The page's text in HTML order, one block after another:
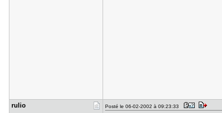
rulio Posté le 06-02-2002 à 09:23:33